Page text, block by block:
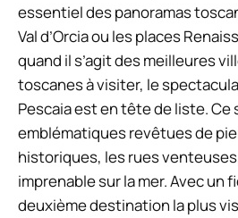
essentiel des panoramas
Val d’Orcia ou les places
quand il s’agit des meilleures
toscanes à visiter, le
Pescaia est en tête de liste. Ce
emblématiques revêtues de
historiques, les rues
imprenable sur la mer. Avec un
deuxième destination la plus